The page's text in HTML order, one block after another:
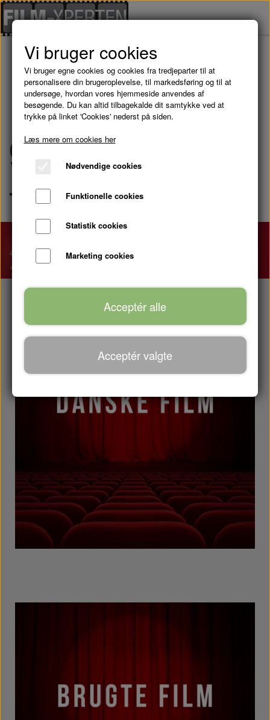
En verden af
gode
filmoplevelser
Vi bruger cookies
Vi bruger egne cookies og cookies fra tredjeparter til at
personalisere din brugeroplevelse, til markedsføring og til at
undersøge, hvordan vores hjemmeside anvendes af
besøgende. Du kan altid tilbagekalde dit samtykke ved at
trykke på linket 'Cookies' nederst på siden.
Læs mere om cookies her
Nødvendige cookies
Funktionelle cookies
Statistik cookies
Marketing cookies
Acceptér alle
Acceptér valgte